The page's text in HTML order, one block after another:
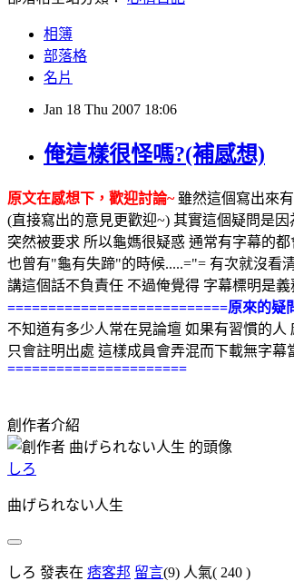
相簿
部落格
名片
Jan 18 Thu 2007 18:06
俺這樣很怪嗎?(補感想)
原文在感想下，歡迎討論~雖然這個寫出來
(直接寫出的意見更歡迎~) 其實這個疑問是
突然被要求 所以龜媽很疑惑 通常有字幕的
也曾有"龜有失蹄"的時候.....="= 有次就沒看
講這個話不負責任 不過俺覺得 字幕標明是
===========================原來的疑
不知道有多少人常在晃論壇 如果有習慣的
只會註明出處 這樣成員會弄混而下載無字
======================
創作者介紹
しろ
曲げられない人生
しろ 發表在 痞客邦 留言(9) 人氣( 240 )